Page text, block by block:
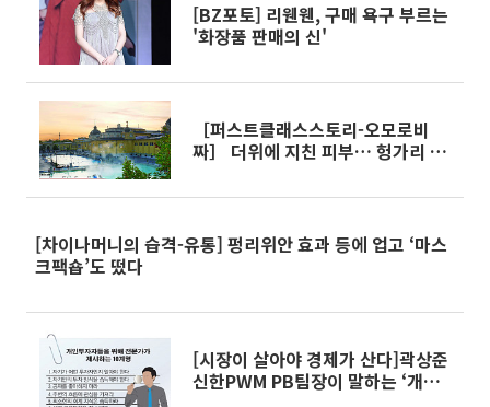
[BZ포토] 리웬웬, 구매 욕구 부르는
'화장품 판매의 신'
［퍼스트클래스스토리-오모로비
짜］ 더위에 지친 피부… 헝가리 스
[차이나머니의 습격-유통] 펑리위안 효과 등에 업고 ‘마스
크팩숍’도 떴다
[시장이 살아야 경제가 산다]곽상준
신한PWM PB팀장이 말하는 ‘개인